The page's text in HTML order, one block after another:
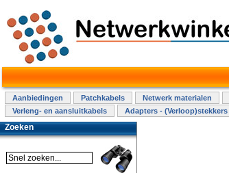
Aanbiedingen Patchkabels Netwerk materialen
Verleng- en aansluitkabels
Adapters - (Verloop)stekkers
Zoeken